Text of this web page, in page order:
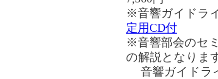
※音響ガイドラ
定用CD付
※音響部会のセ
の解説となりま
音響ガイドラ